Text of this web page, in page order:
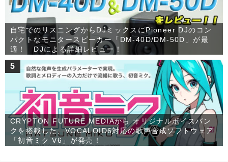
自宅でのリスニングからDJミックスにPioneer DJのコン
パクトなモニタースピーカー「DM-40D/DM-50D」が最
適！ DJによる詳細レビュー！
5
CRYPTON FUTURE MEDIAから オリジナルボイスバン
クを搭載した、VOCALOID6対応の歌声合成ソフトウェア
「初音ミク V6」が発売！